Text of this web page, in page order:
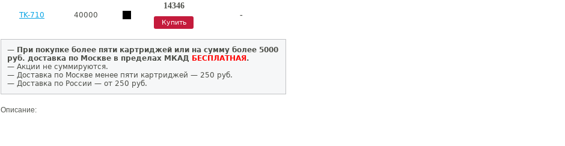
TK-710 40000
14346
Купить
-
— При покупке более пяти картриджей или на сумму более 5000
руб. доставка по Москве в пределах МКАД БЕСПЛАТНАЯ .
— Акции не суммируются.
— Доставка по Москве менее пяти картриджей — 250 руб.
— Доставка по России — от 250 руб.
Описание: